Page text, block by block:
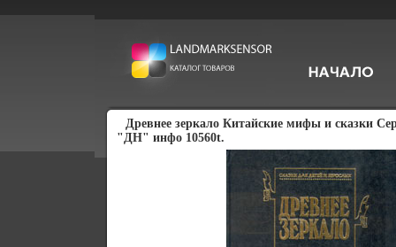
Древнее зеркало Китайские мифы и сказки
"ДН" инфо 10560t.